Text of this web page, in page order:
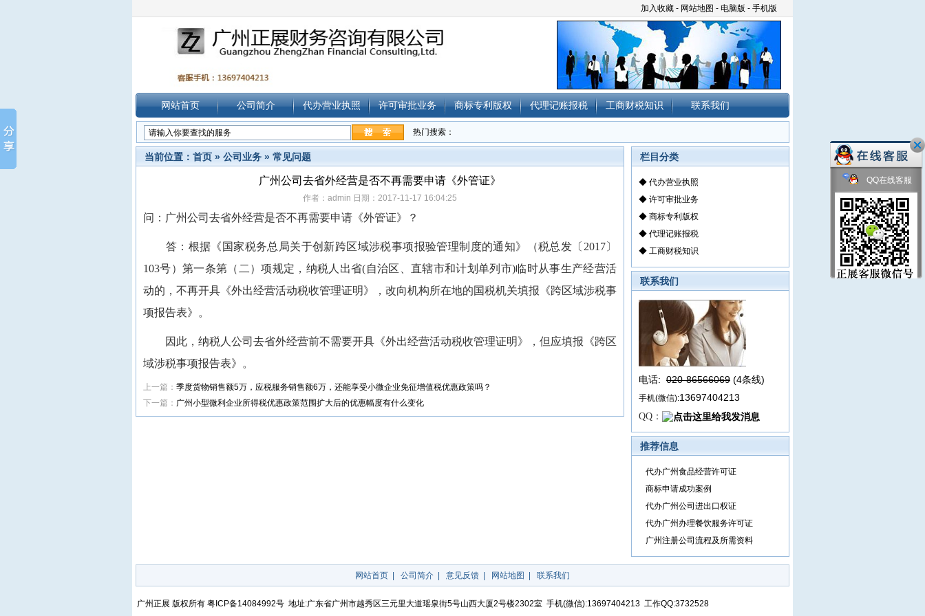
加入收藏 - 网站地图 - 电脑版 - 手机版
网站首页 公司简介 代办营业执照 许可审批业务 商标专利版权 代理记账报税 工商财税知识 联系我们
热门搜索：
当前位置： 首页 » 公司业务 » 常见问题
广州公司去省外经营是否不再需要申请《外管证》
作者：admin 日期：2017-11-17 16:04:25
问：广州公司去省外经营是否不再需要申请《外管证》？
答：根据《国家税务总局关于创新跨区域涉税事项报验管理制度的通知》（税总发〔2017〕
103号）第一条第（二）项规定，纳税人出省(自治区、直辖市和计划单列市)临时从事生产经营活
动的，不再开具《外出经营活动税收管理证明》，改向机构所在地的国税机关填报《跨区域涉税事
项报告表》。
因此，纳税人公司去省外经营前不需要开具《外出经营活动税收管理证明》，但应填报《跨区
域涉税事项报告表》。
上一篇： 季度货物销售额5万，应税服务销售额6万，还能享受小微企业免征增值税优惠政策吗？
下一篇： 广州小型微利企业所得税优惠政策范围扩大后的优惠幅度有什么变化
栏目分类
◆ 代办营业执照
◆ 许可审批业务
◆ 商标专利版权
◆ 代理记账报税
◆ 工商财税知识
联系我们
电话: 020-86566069 (4条线)
手机(微信):13697404213
QQ：
推荐信息
代办广州食品经营许可证
商标申请成功案例
代办广州公司进出口权证
代办广州办理餐饮服务许可证
广州注册公司流程及所需资料
网站首页 | 公司简介 | 意见反馈 | 网站地图 | 联系我们
广州正展 版权所有 粤ICP备14084992号 地址:广东省广州市越秀区三元里大道瑶泉街5号山西大厦2号楼2302室 手机(微信):13697404213 工作QQ:3732528
QQ在线客服